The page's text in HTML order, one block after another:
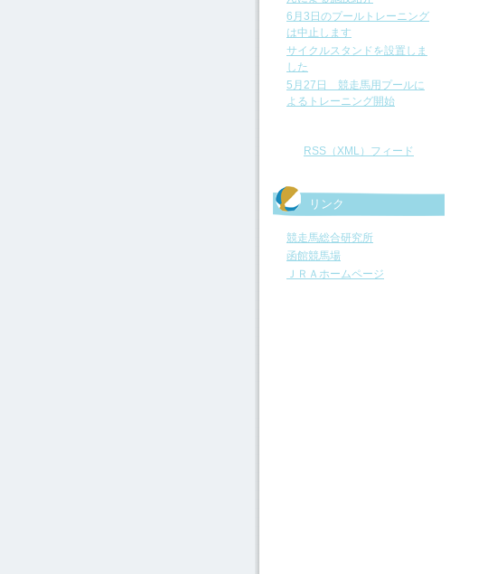
6月3日のプールトレーニング
は中止します
サイクルスタンドを設置しま
した
5月27日 競走馬用プールに
よるトレーニング開始
RSS（XML）フィード
リンク
競走馬総合研究所
函館競馬場
ＪＲＡホームページ